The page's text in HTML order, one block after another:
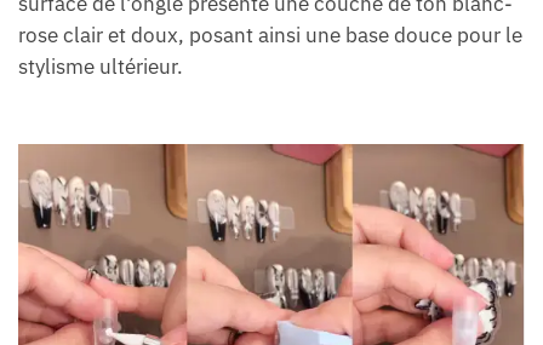
rose clair et doux, posant ainsi une base douce pour le
stylisme ultérieur.